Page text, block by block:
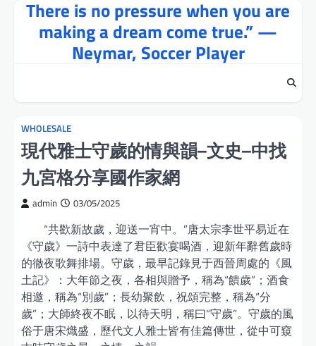
There is no pressure when you are
making a dream come true.” —
Neymar, Soccer Player
WHOLESALE
現代雅士守歲的情與韻–文史–中找
九宮格分享國作家網
admin 03/05/2025
“共歡新故歲，迎送一宵中。”唐太宗李世平易近在
《守歲》一詩中表達了君臣歡宴喝酒，迎新年辭舊歲時
的徹夜歌舞排場。守歲，最早記錄見于西晉周處的《風
土記》：大年節之夜，各相與贈予，稱為“饋歲”；酒食
相邀，稱為“別歲”；長幼聚飲，祝頌完整，稱為“分
歲”；大師終夜不眠，以待天明，稱曰“守歲”。守歲的風
俗于唐宋熾盛，歷代文人雅士皆有佳篇傳世，從中可窺